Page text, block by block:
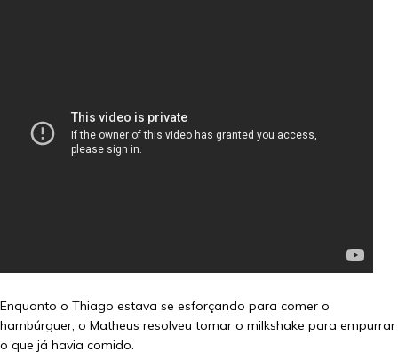
Enquanto o Thiago estava se esforçando para comer o
hambúrguer, o Matheus resolveu tomar o milkshake para empurrar
o que já havia comido.